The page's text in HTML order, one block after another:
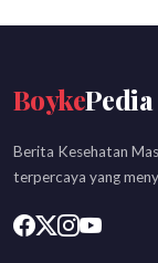
BoykePedia
Berita Kesehatan
terpercaya yang